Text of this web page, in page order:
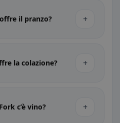
il pranzo? +
la colazione? +
c’è vino? +